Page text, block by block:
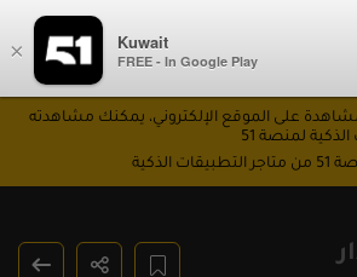
× Kuwait
FREE - In Google Play
على الموقع الإلكتروني، يمكنك مشاهدته
لمنصة 51